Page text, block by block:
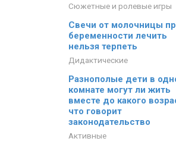
Сюжетные и ролевые игры
Свечи от молочницы
беременности лечить
нельзя терпеть
Дидактические
Разнополые дети в
комнате могут ли жить
вместе до какого
что говорит
законодательство
Активные